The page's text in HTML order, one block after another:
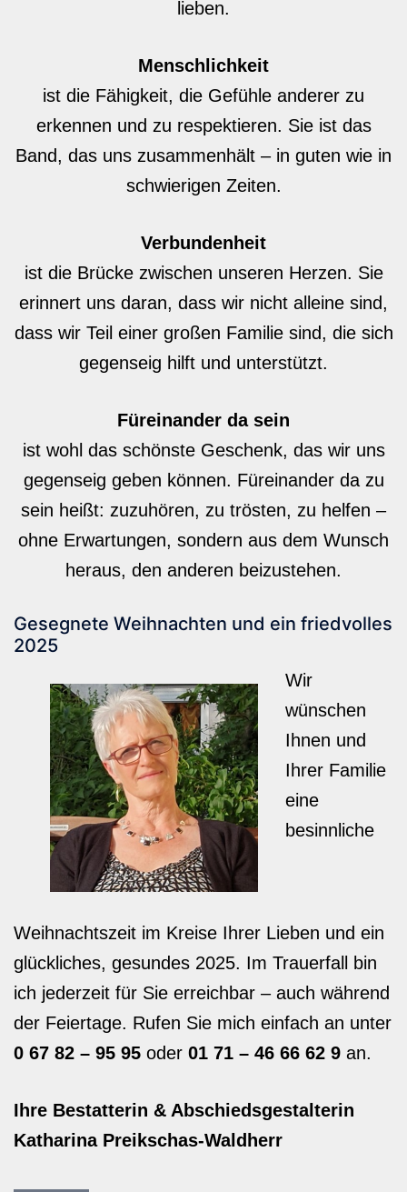
lieben.
Menschlichkeit
ist die Fähigkeit, die Gefühle anderer zu
erkennen und zu respektieren. Sie ist das
Band, das uns zusammenhält – in guten wie in
schwierigen Zeiten.
Verbundenheit
ist die Brücke zwischen unseren Herzen. Sie
erinnert uns daran, dass wir nicht alleine sind,
dass wir Teil einer großen Familie sind, die sich
gegenseig hilft und unterstützt.
Füreinander da sein
ist wohl das schönste Geschenk, das wir uns
gegenseig geben können. Füreinander da zu
sein heißt: zuzuhören, zu trösten, zu helfen –
ohne Erwartungen, sondern aus dem Wunsch
heraus, den anderen beizustehen.
Gesegnete Weihnachten und ein friedvolles
2025
Wir
wünschen
Ihnen und
Ihrer Familie
eine
besinnliche
Weihnachtszeit im Kreise Ihrer Lieben und ein
glückliches, gesundes 2025. Im Trauerfall bin
ich jederzeit für Sie erreichbar – auch während
der Feiertage. Rufen Sie mich einfach an unter
0 67 82 – 95 95 oder 01 71 – 46 66 62 9 an.
Ihre Bestatterin & Abschiedsgestalterin
Katharina Preikschas-Waldherr